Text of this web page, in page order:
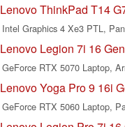
Lenovo ThinkPad T14
Intel Graphics 4 Xe3 PTL,
Lenovo Legion 7i 16
GeForce RTX 5070 Laptop,
Lenovo Yoga Pro 9 16i
GeForce RTX 5060 Laptop,